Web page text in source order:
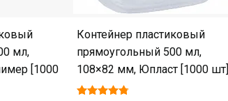
мл,
[1000
Контейнер пластиковый
прямоугольный 500 мл,
108×82 мм, Юпласт [1000 шт]